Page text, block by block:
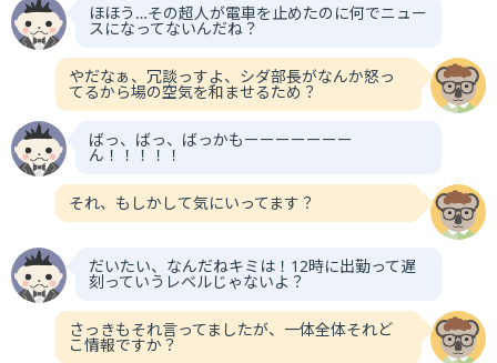
ほほう…その超人が電車を止めたのに何でニュー
スになってないんだね？
やだなぁ、冗談っすよ、シダ部長がなんか怒っ
てるから場の空気を和ませるため？
ばっ、ばっ、ばっかもーーーーーーー
ん！！！！！
それ、もしかして気にいってます？
だいたい、なんだねキミは！12時に出勤って遅
刻っていうレベルじゃないよ？
さっきもそれ言ってましたが、一体全体それど
こ情報ですか？